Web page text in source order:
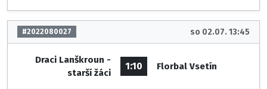
#2022080027 so 02.07. 13:45
Draci Lanškroun -
starší žáci
1:10 Florbal Vsetín